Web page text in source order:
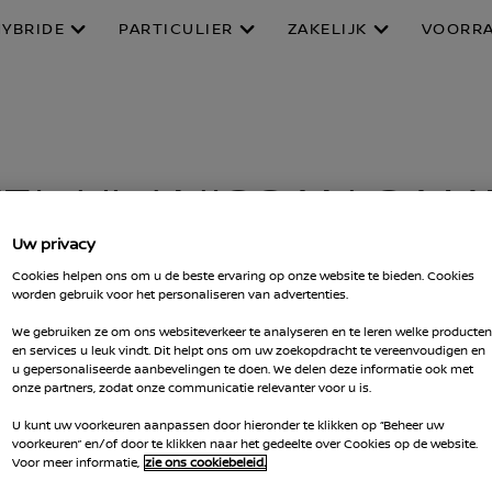
PARTICULIER ZAKELIJK
UW NISSAN
stel hem samen. Kies uitvoering, kleur,
uw persoonlijke showroom. Dan kunt u
Uw privacy
Cookies helpen ons om u de beste ervaring op onze website te bieden. Cookies
worden gebruik voor het personaliseren van advertenties.
We gebruiken ze om ons websiteverkeer te analyseren en te leren welke producten
en services u leuk vindt. Dit helpt ons om uw zoekopdracht te vereenvoudigen en
u gepersonaliseerde aanbevelingen te doen. We delen deze informatie ook met
onze partners, zodat onze communicatie relevanter voor u is.
U kunt uw voorkeuren aanpassen door hieronder te klikken op “Beheer uw
voorkeuren” en/of door te klikken naar het gedeelte over Cookies op de website.
Voor meer informatie, zie ons cookiebeleid.